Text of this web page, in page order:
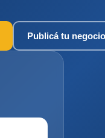
Publicá tu negocio